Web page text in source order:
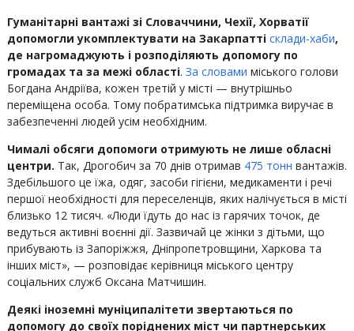
Гуманітарні вантажі зі Словаччини, Чехії, Хорватії
допомогли укомплектувати на Закарпатті склади-хаби,
де нагромаджують і розподіляють допомогу по
громадах та за межі області. За словами міського голови
Богдана Андріїва, кожен третій у місті — внутрішньо
переміщена особа. Тому побратимська підтримка виручає в
забезпеченні людей усім необхідним.
Чималі обсяги допомоги отримують не лише обласні
центри. Так, Дрогобич за 70 днів отримав 475 тонн вантажів.
Здебільшого це їжа, одяг, засоби гігієни, медикаменти і речі
першої необхідності для переселенців, яких налічується в місті
близько 12 тисяч. «Люди їдуть до нас із гарячих точок, де
ведуться активні воєнні дії. Зазвичай це жінки з дітьми, що
прибувають із Запоріжжя, Дніпропетровщини, Харкова та
інших міст», — розповідає керівниця міського центру
соціальних служб Оксана Матчишин.
Деякі іноземні муніципалітети звертаються по
допомогу до своїх поріднених міст чи партнерських